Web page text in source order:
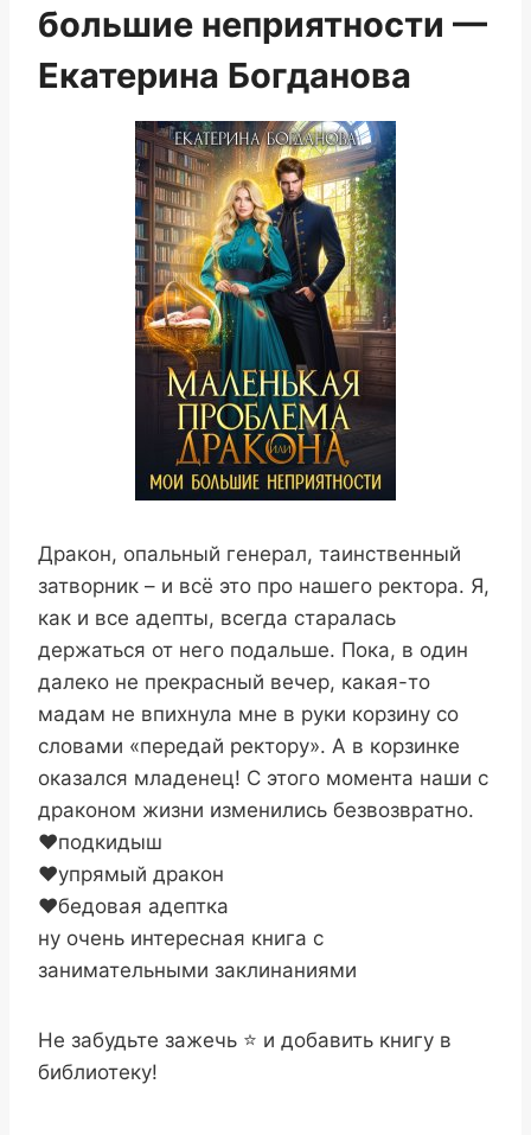
большие неприятности —
Екатерина Богданова
Дракон, опальный генерал, таинственный
затворник – и всё это про нашего ректора. Я,
как и все адепты, всегда старалась
держаться от него подальше. Пока, в один
далеко не прекрасный вечер, какая-то
мадам не впихнула мне в руки корзину со
словами «передай ректору». А в корзинке
оказался младенец! С этого момента наши с
драконом жизни изменились безвозвратно.
‍❤️‍подкидыш
‍❤️‍упрямый дракон
‍❤️‍бедовая адептка
ну очень интересная книга с
занимательными заклинаниями
Не забудьте зажечь ⭐ и добавить книгу в
библиотеку!